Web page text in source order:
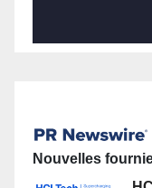
Nouvelles